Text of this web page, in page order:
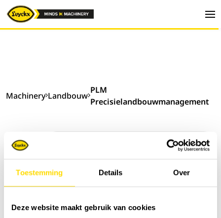
Toestemming Details Over
Deze website maakt gebruik van cookies
Machinery Landbouw
PLM
Precisielandbouwmanagement
Sorteer op: